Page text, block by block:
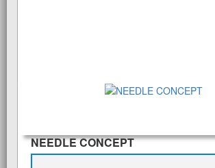
NEEDLE CONCEPT